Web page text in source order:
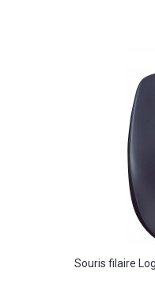
Souris filaire